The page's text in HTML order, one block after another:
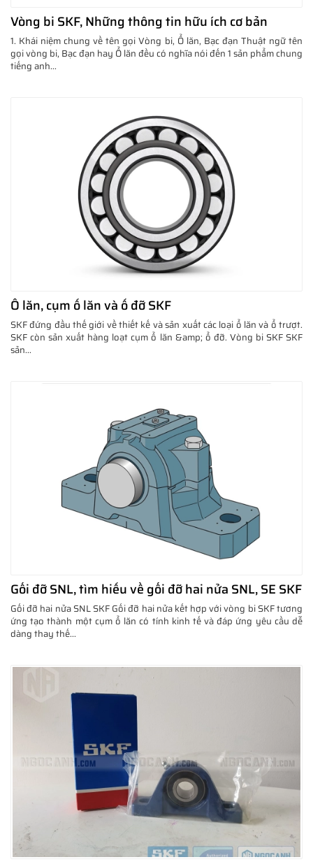
Vòng bi SKF, Những thông tin hữu ích cơ bản
1. Khái niệm chung về tên gọi Vòng bi, Ổ lăn, Bạc đạn Thuật ngữ tên
gọi vòng bi, Bạc đạn hay Ổ lăn đều có nghĩa nói đến 1 sản phẩm chung
tiếng anh...
Ổ lăn, cụm ổ lăn và ổ đỡ SKF
SKF đứng đầu thế giới về thiết kế và sản xuất các loại ổ lăn và ổ trượt.
SKF còn sản xuất hàng loạt cụm ổ lăn &amp; ổ đỡ. Vòng bi SKF SKF
sản...
Gối đỡ SNL, tìm hiểu về gối đỡ hai nửa SNL, SE SKF
Gối đỡ hai nửa SNL SKF Gối đỡ hai nửa kết hợp với vòng bi SKF tương
ứng tạo thành một cụm ổ lăn có tính kinh tế và đáp ứng yêu cầu dễ
dàng thay thế...